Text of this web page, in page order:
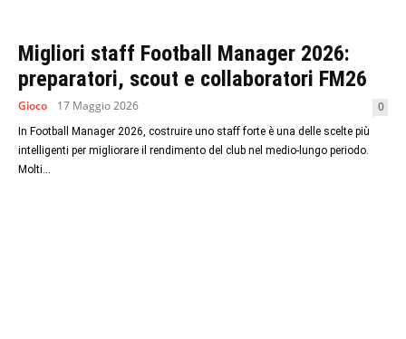
Migliori staff Football Manager 2026:
preparatori, scout e collaboratori FM26
Gioco 17 Maggio 2026 0
In Football Manager 2026, costruire uno staff forte è una delle scelte più
intelligenti per migliorare il rendimento del club nel medio-lungo periodo.
Molti...